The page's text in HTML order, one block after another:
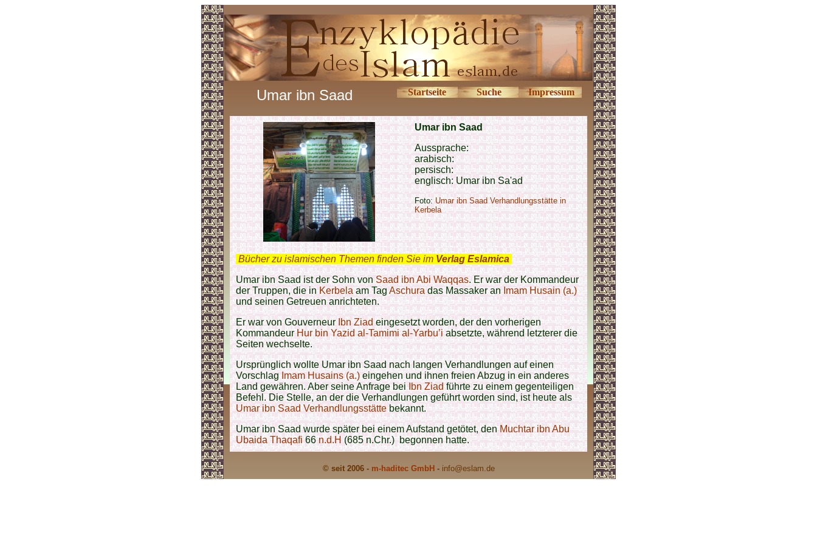
Umar ibn Saad Startseite Suche Impressum
Umar ibn Saad
Aussprache:
arabisch:
persisch:
englisch:Umar ibn Sa'ad
Foto:Umar ibn Saad Verhandlungsstätte in
Kerbela
Bücher zu islamischen Themen finden Sie im Verlag Eslamica
Umar ibn Saad ist der Sohn vonSaad ibn Abi Waqqas. Er war der Kommandeur
der Truppen, die inKerbelaam TagAschuradas Massaker anImam Husain (a.)
und seinen Getreuen anrichteten.
Er war von GouverneurIbn Ziadeingesetzt worden, der den vorherigen
KommandeurHur bin Yazid al-Tamimi al-Yarbu’iabsetzte, während letzterer die
Seiten wechselte.
Ursprünglich wollte Umar ibn Saad nach langen Verhandlungen auf einen
VorschlagImam Husains (a.)eingehen und ihnen freien Abzug in ein anderes
Land gewähren. Aber seine Anfrage beiIbn Ziadführte zu einem gegenteiligen
Befehl. Die Stelle, an der die Verhandlungen geführt worden sind, ist heute als
Umar ibn Saad Verhandlungsstättebekannt.
Umar ibn Saad wurde später bei einem Aufstand getötet, denMuchtar ibn Abu
Ubaida Thaqafi66n.d.H(685 n.Chr.) begonnen hatte.
© seit 2006 - m-haditec GmbH - info@eslam.de